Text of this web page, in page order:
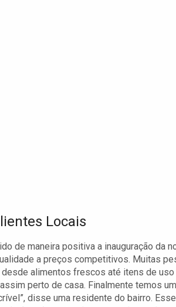
Locais
de maneira positiva a inauguração da
a preços competitivos. Muitas
alimentos frescos até itens de
perto de casa. Finalmente temos
disse uma residente do bairro.